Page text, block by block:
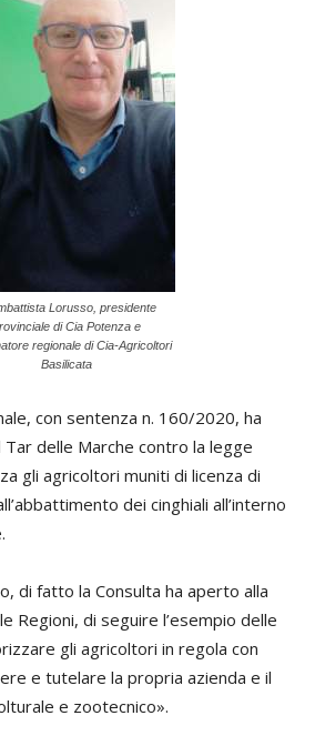
Lorusso, presidente
di Cia Potenza e
regionale di Cia-Agricoltori
Basilicata
con sentenza n. 160/2020, ha
delle Marche contro la legge
gli agricoltori muniti di licenza di
dei cinghiali all’interno
di fatto la Consulta ha aperto alla
Regioni, di seguire l’esempio delle
gli agricoltori in regola con
e tutelare la propria azienda e il
e zootecnico».